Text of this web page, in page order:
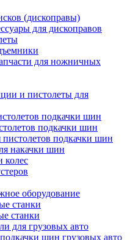
(дископравы)
для дископравов
для ножничных
и пистолеты для
подкачки шин
подкачки шин
подкачки шин
накачки шин
колес
оборудование
станки
станки
для грузовых авто
шин грузовых авто